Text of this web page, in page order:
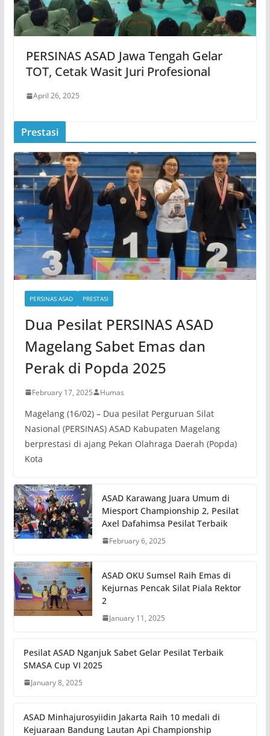
PERSINAS ASAD Jawa Tengah Gelar
TOT, Cetak Wasit Juri Profesional
April 26, 2025
Prestasi
PERSINAS ASAD PRESTASI
Dua Pesilat PERSINAS ASAD
Magelang Sabet Emas dan
Perak di Popda 2025
February 17, 2025 Humas
Magelang (16/02) – Dua pesilat Perguruan Silat
Nasional (PERSINAS) ASAD Kabupaten Magelang
berprestasi di ajang Pekan Olahraga Daerah (Popda)
Kota
ASAD Karawang Juara Umum di
Miesport Championship 2, Pesilat
Axel Dafahimsa Pesilat Terbaik
February 6, 2025
ASAD OKU Sumsel Raih Emas di
Kejurnas Pencak Silat Piala Rektor
2
January 11, 2025
Pesilat ASAD Nganjuk Sabet Gelar Pesilat Terbaik
SMASA Cup VI 2025
January 8, 2025
ASAD Minhajurosyiidin Jakarta Raih 10 medali di
Kejuaraan Bandung Lautan Api Championship